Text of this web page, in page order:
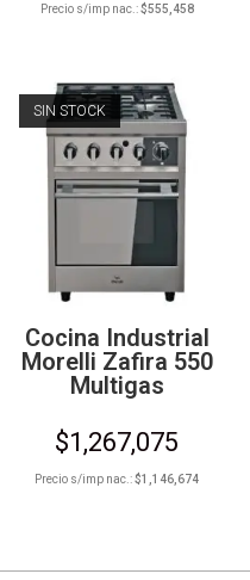
Precio s/imp nac.:$555,458
SIN STOCK
Cocina Industrial
Morelli Zafira 550
Multigas
$1,267,075
Precio s/imp nac.:$1,146,674